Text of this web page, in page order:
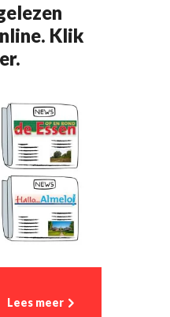
Klik
Lees meer